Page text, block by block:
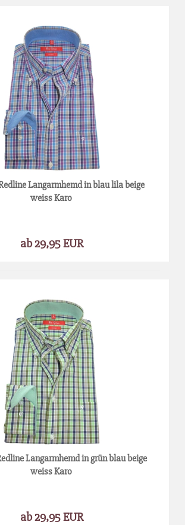
Langarmhemd in blau lila beige
weiss Karo
ab 29,95 EUR
Langarmhemd in grün blau beige
weiss Karo
ab 29,95 EUR